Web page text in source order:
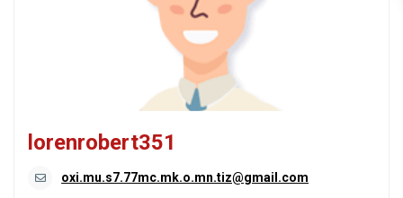
lorenrobert351
oxi.mu.s7.77mc.mk.o.mn.tiz@gmail.com